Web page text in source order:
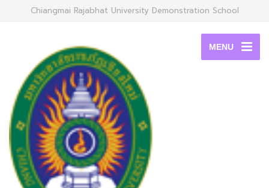
Chiangmai Rajabhat University Demonstration School
MENU